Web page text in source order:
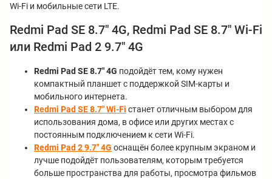
Wi-Fi и мобильные сети LTE.
Redmi Pad SE 8.7" 4G, Redmi Pad SE 8.7" Wi-Fi
или Redmi Pad 2 9.7" 4G
Redmi Pad SE 8.7" 4G подойдёт тем, кому нужен
компактный планшет с поддержкой SIM-карты и
мобильного интернета.
Redmi Pad SE 8.7" Wi-Fi станет отличным выбором для
использования дома, в офисе или других местах с
постоянным подключением к сети Wi-Fi.
Redmi Pad 2 9.7" 4G оснащён более крупным экраном и
лучше подойдёт пользователям, которым требуется
больше пространства для работы, просмотра фильмов